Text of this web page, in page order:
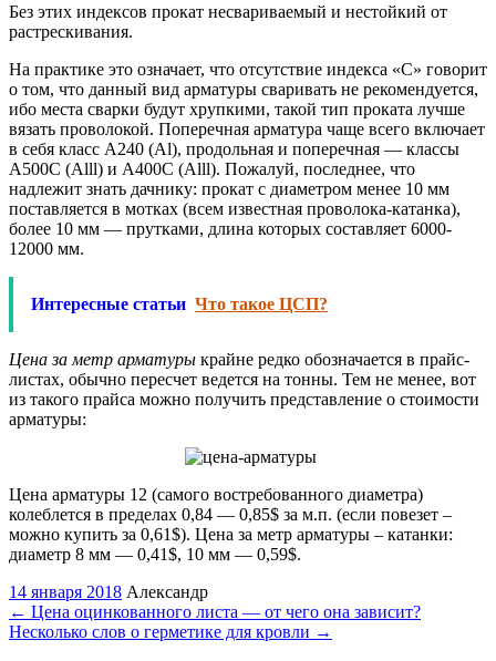
Без этих индексов прокат несвариваемый и нестойкий от
растрескивания.
На практике это означает, что отсутствие индекса «С» говорит
о том, что данный вид арматуры сваривать не рекомендуется,
ибо места сварки будут хрупкими, такой тип проката лучше
вязать проволокой. Поперечная арматура чаще всего включает
в себя класс А240 (Аl), продольная и поперечная — классы
А500С (Аlll) и А400С (Аlll). Пожалуй, последнее, что
надлежит знать дачнику: прокат с диаметром менее 10 мм
поставляется в мотках (всем известная проволока-катанка),
более 10 мм — прутками, длина которых составляет 6000-
12000 мм.
Интересные статьи Что такое ЦСП?
Цена за метр арматуры крайне редко обозначается в прайс-
листах, обычно пересчет ведется на тонны. Тем не менее, вот
из такого прайса можно получить представление о стоимости
арматуры:
Цена арматуры 12 (самого востребованного диаметра)
колеблется в пределах 0,84 — 0,85$ за м.п. (если повезет –
можно купить за 0,61$). Цена за метр арматуры – катанки:
диаметр 8 мм — 0,41$, 10 мм — 0,59$.
14 января 2018 Александр
← Цена оцинкованного листа — от чего она зависит?
Несколько слов о герметике для кровли →